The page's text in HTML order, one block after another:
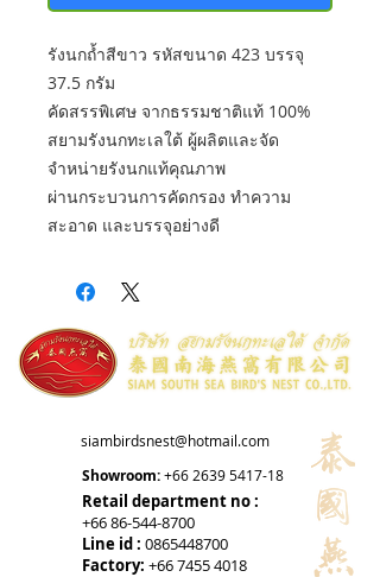
รังนกถ้ำสีขาว รหัสขนาด 423 บรรจุ
37.5 กรัม
คัดสรรพิเศษ จากธรรมชาติแท้ 100%
สยามรังนกทะเลใต้ ผู้ผลิตและจัด
จำหน่ายรังนกแท้คุณภาพ
ผ่านกระบวนการคัดกรอง ทำความ
สะอาด และบรรจุอย่างดี
siambirdsnest@hotmail.com
Showroom:+66 2639 5417-18
Retail department no :
+66 86-544-8700
Line id : 0865448700
Factory: +66 7455 4018